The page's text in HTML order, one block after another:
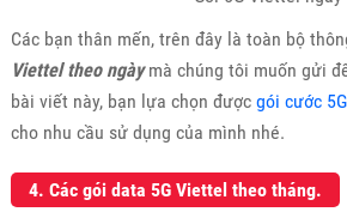
Các bạn thân mến, trên đây là toàn bộ
Viettel theo ngàymà chúng tôi muốn gửi
bài viết này, bạn lựa chọn được gói cước
cho nhu cầu sử dụng của mình nhé.
4. Các gói data 5G Viettel theo tháng.